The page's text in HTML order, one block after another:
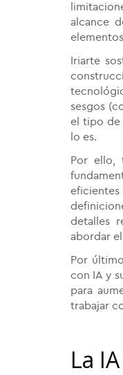
alcance
Iriarte
sesgos
el tipo de
lo es.
Por ello,
detalles
abordar
Por
con IA y
para
trabajar
La